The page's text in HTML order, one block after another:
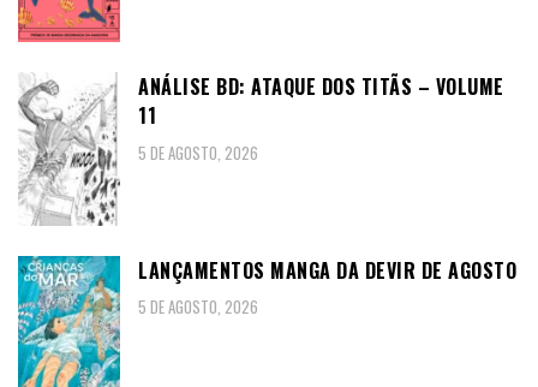
ANÁLISE BD: ATAQUE DOS TITÃS – VOLUME
11
5 DE AGOSTO, 2026
LANÇAMENTOS MANGA DA DEVIR DE AGOSTO
5 DE AGOSTO, 2026